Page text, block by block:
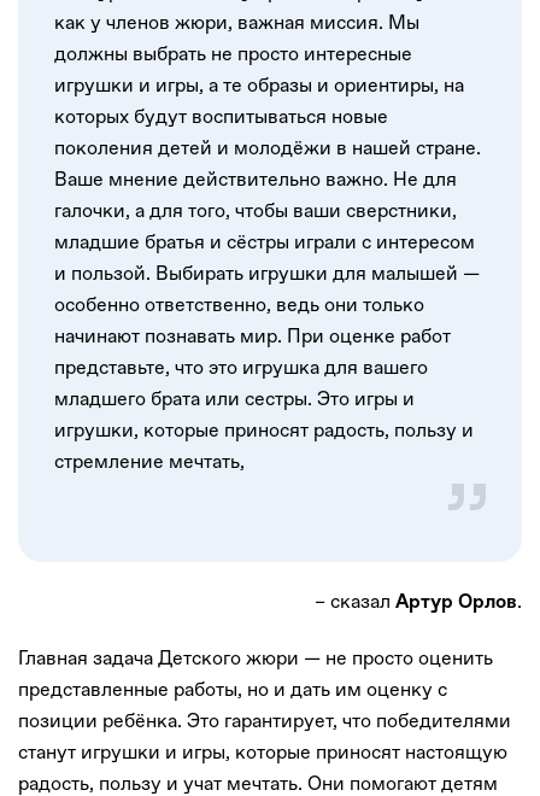
как у членов жюри, важная миссия. Мы
должны выбрать не просто интересные
игрушки и игры, а те образы и ориентиры, на
которых будут воспитываться новые
поколения детей и молодёжи в нашей стране.
Ваше мнение действительно важно. Не для
галочки, а для того, чтобы ваши сверстники,
младшие братья и сёстры играли с интересом
и пользой. Выбирать игрушки для малышей —
особенно ответственно, ведь они только
начинают познавать мир. При оценке работ
представьте, что это игрушка для вашего
младшего брата или сестры. Это игры и
игрушки, которые приносят радость, пользу и
стремление мечтать,
– сказал Артур Орлов.
Главная задача Детского жюри — не просто оценить
представленные работы, но и дать им оценку с
позиции ребёнка. Это гарантирует, что победителями
станут игрушки и игры, которые приносят настоящую
радость, пользу и учат мечтать. Они помогают детям